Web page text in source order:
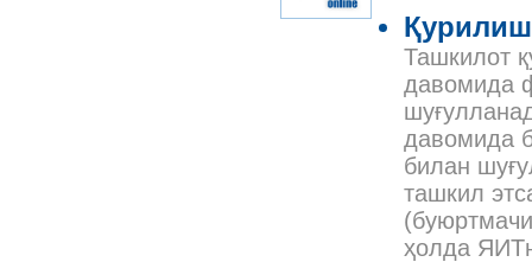
Қурилиш
Ташкилот
давомида
давомида
билан
ташкил
ҳолда